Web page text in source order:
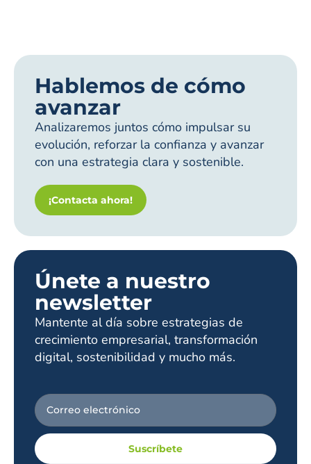
Hablemos de cómo
avanzar
Analizaremos juntos cómo impulsar su
evolución, reforzar la confianza y avanzar
con una estrategia clara y sostenible.
¡Contacta ahora!
Únete a nuestro
newsletter
Mantente al día sobre estrategias de
crecimiento empresarial, transformación
digital, sostenibilidad y mucho más.
Suscríbete